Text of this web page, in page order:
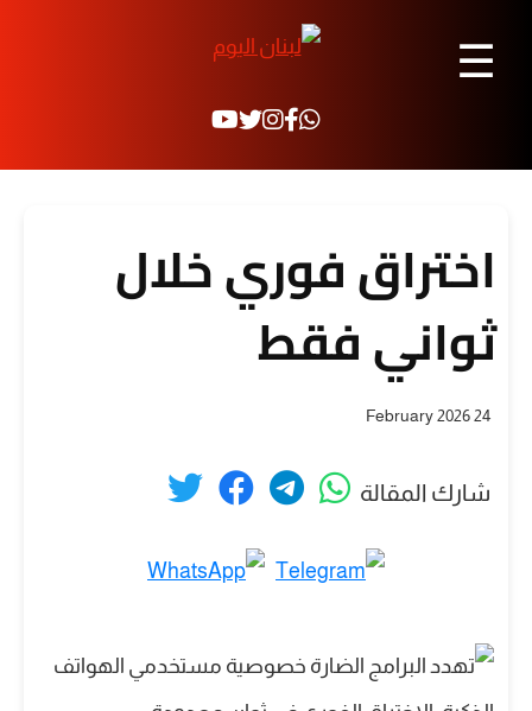
☰
اختراق فوري خلال
ثواني فقط
24 February 2026
شارك المقالة